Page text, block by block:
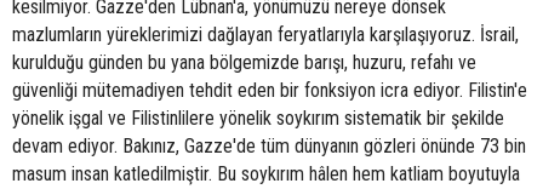
kesilmiyor. Gazze'den Lübnan'a, yönümüzü nereye dönsek
mazlumların yüreklerimizi dağlayan feryatlarıyla karşılaşıyoruz. İsrail,
kurulduğu günden bu yana bölgemizde barışı, huzuru, refahı ve
güvenliği mütemadiyen tehdit eden bir fonksiyon icra ediyor. Filistin'e
yönelik işgal ve Filistinlilere yönelik soykırım sistematik bir şekilde
devam ediyor. Bakınız, Gazze'de tüm dünyanın gözleri önünde 73 bin
masum insan katledilmiştir. Bu soykırım hâlen hem katliam boyutuyla